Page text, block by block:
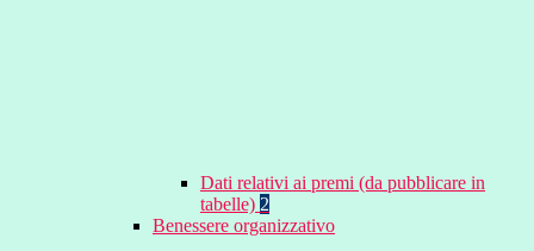
Dati relativi ai premi (da pubblicare in
tabelle) 2
Benessere organizzativo